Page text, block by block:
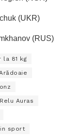
(UKR)
(RUS)
la 81 kg
Relu Auras
sport